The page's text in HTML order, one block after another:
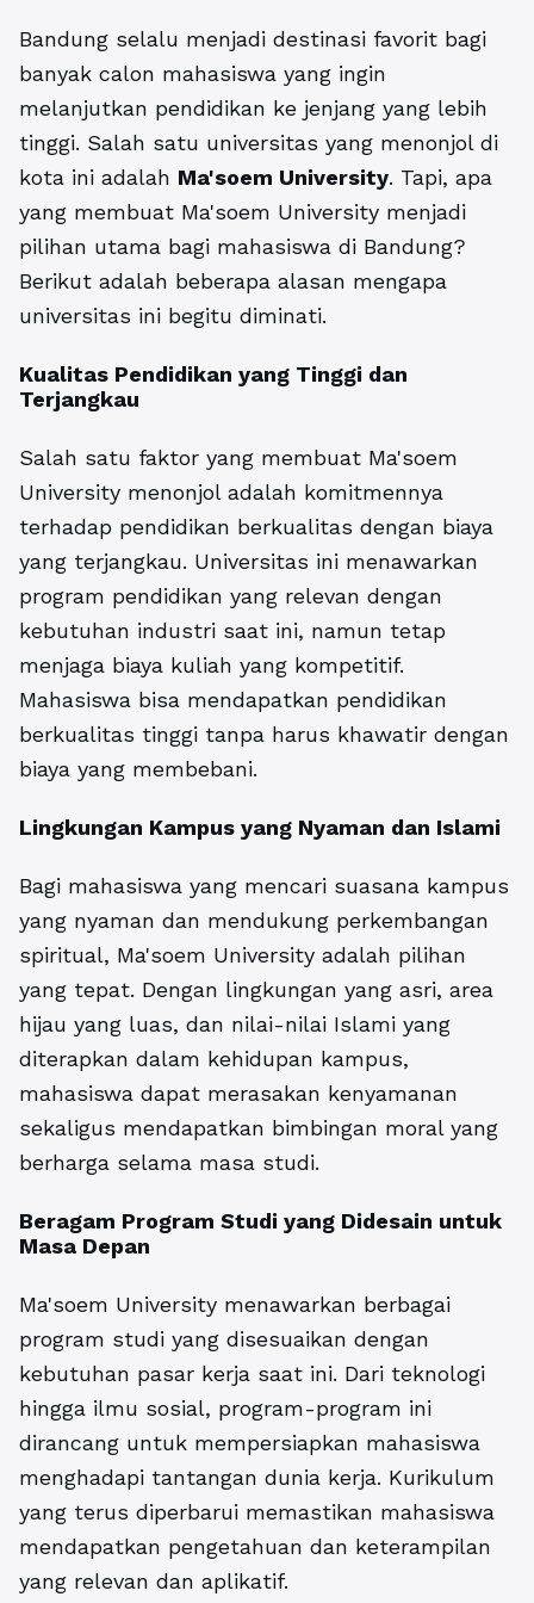
Bandung selalu menjadi destinasi favorit bagi
banyak calon mahasiswa yang ingin
melanjutkan pendidikan ke jenjang yang lebih
tinggi. Salah satu universitas yang menonjol di
kota ini adalah Ma'soem University. Tapi, apa
yang membuat Ma'soem University menjadi
pilihan utama bagi mahasiswa di Bandung?
Berikut adalah beberapa alasan mengapa
universitas ini begitu diminati.
Kualitas Pendidikan yang Tinggi dan
Terjangkau
Salah satu faktor yang membuat Ma'soem
University menonjol adalah komitmennya
terhadap pendidikan berkualitas dengan biaya
yang terjangkau. Universitas ini menawarkan
program pendidikan yang relevan dengan
kebutuhan industri saat ini, namun tetap
menjaga biaya kuliah yang kompetitif.
Mahasiswa bisa mendapatkan pendidikan
berkualitas tinggi tanpa harus khawatir dengan
biaya yang membebani.
Lingkungan Kampus yang Nyaman dan Islami
Bagi mahasiswa yang mencari suasana kampus
yang nyaman dan mendukung perkembangan
spiritual, Ma'soem University adalah pilihan
yang tepat. Dengan lingkungan yang asri, area
hijau yang luas, dan nilai-nilai Islami yang
diterapkan dalam kehidupan kampus,
mahasiswa dapat merasakan kenyamanan
sekaligus mendapatkan bimbingan moral yang
berharga selama masa studi.
Beragam Program Studi yang Didesain untuk
Masa Depan
Ma'soem University menawarkan berbagai
program studi yang disesuaikan dengan
kebutuhan pasar kerja saat ini. Dari teknologi
hingga ilmu sosial, program-program ini
dirancang untuk mempersiapkan mahasiswa
menghadapi tantangan dunia kerja. Kurikulum
yang terus diperbarui memastikan mahasiswa
mendapatkan pengetahuan dan keterampilan
yang relevan dan aplikatif.